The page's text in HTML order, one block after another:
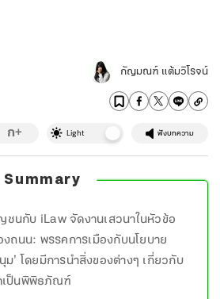
กัญมณฑ์ แต้มวิโรจน์
ก+ Light ฟังบทความ
Summary
กับ iLaw จัดงานเสวนาในหัวข้อ
งถนน: พรรคการเมืองกับนโยบาย
ม’ โดยมีการนำสิ่งของต่างๆ เกี่ยวกับ
เป็นพิพิธภัณฑ์